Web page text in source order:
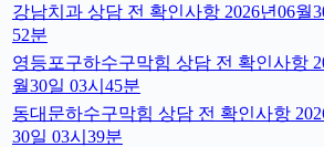
강남치과 상담 전 확인사항 2026년06월
52분
영등포구하수구막힘 상담 전 확인사항
월30일 03시45분
동대문하수구막힘 상담 전 확인사항
30일 03시39분